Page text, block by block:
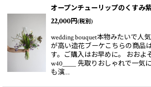
オープンチューリップのくすみ
22,000円(税別)
wedding bouquet本物みたいで人
が高い造花ブーケこちらの商品
す。ご購入はお早めに。 おおよ
w40＿＿ 先取りおしゃれで一気
も演…